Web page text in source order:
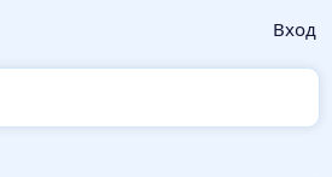
Вход